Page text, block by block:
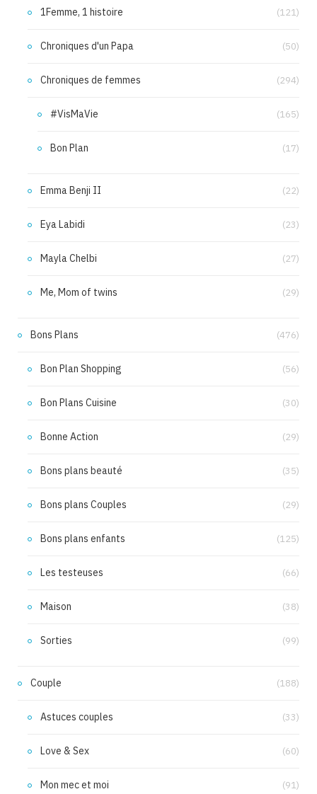
1Femme, 1 histoire (121)
Chroniques d'un Papa (50)
Chroniques de femmes (294)
#VisMaVie (165)
Bon Plan (17)
Emma Benji II (22)
Eya Labidi (23)
Mayla Chelbi (27)
Me, Mom of twins (29)
Bons Plans (476)
Bon Plan Shopping (56)
Bon Plans Cuisine (30)
Bonne Action (29)
Bons plans beauté (35)
Bons plans Couples (29)
Bons plans enfants (125)
Les testeuses (66)
Maison (38)
Sorties (99)
Couple (188)
Astuces couples (33)
Love & Sex (60)
Mon mec et moi (91)